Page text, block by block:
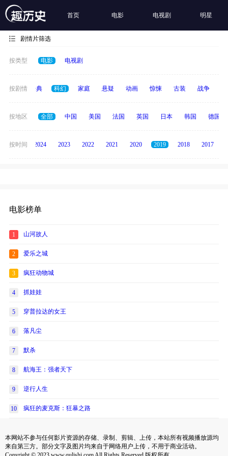
首页 电影 电视剧 明星
剧情片筛选
按类型 电影 电视剧
按剧情
恐怖 经典 科幻 家庭 悬疑 动画 惊悚 古装 战争
按地区 全部 中国 美国 法国 英国 日本 韩国 德国
按时间
2025 2024 2023 2022 2021 2020 2019 2018 2017
电影榜单
1 山河故人
2 爱乐之城
3 疯狂动物城
4 抓娃娃
5 穿普拉达的女王
6 落凡尘
7 默杀
8 航海王：强者天下
9 逆行人生
10 疯狂的麦克斯：狂暴之路
本网站不参与任何影片资源的存储、录制、剪辑、上传，本站所有视频播放源均
来自第三方。部分文字及图片均来自于网络用户上传，不用于商业活动。